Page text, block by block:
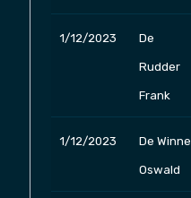
1/12/2023 De
Rudder
Frank
1/12/2023 De Winne
Oswald